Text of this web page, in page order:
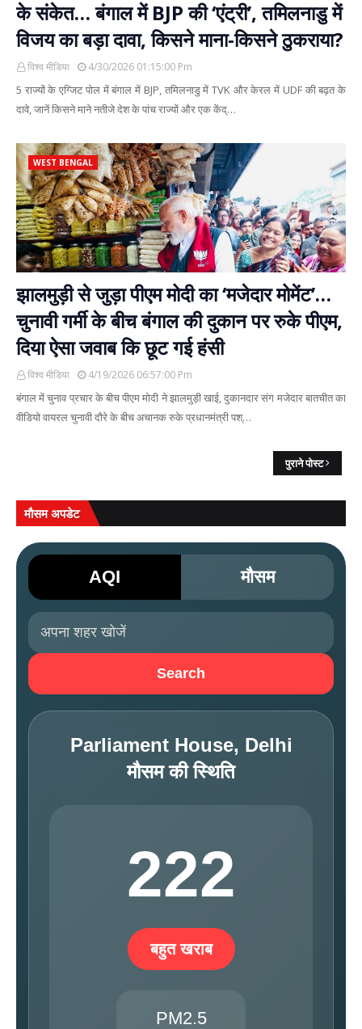
के संकेत… बंगाल में BJP की ‘एंट्री’, तमिलनाडु में
विजय का बड़ा दावा, किसने माना-किसने ठुकराया?
विश्व मीडिया 4/30/2026 01:15:00 Pm
5 राज्यों के एग्जिट पोल में बंगाल में BJP, तमिलनाडु में TVK और केरल में UDF की बढ़त के
दावे, जानें किसने माने नतीजे देश के पांच राज्यों और एक केंद्…
WEST BENGAL
झालमुड़ी से जुड़ा पीएम मोदी का ‘मजेदार मोमेंट’…
चुनावी गर्मी के बीच बंगाल की दुकान पर रुके पीएम,
दिया ऐसा जवाब कि छूट गई हंसी
विश्व मीडिया 4/19/2026 06:57:00 Pm
बंगाल में चुनाव प्रचार के बीच पीएम मोदी ने झालमुड़ी खाई, दुकानदार संग मजेदार बातचीत का
वीडियो वायरल चुनावी दौरे के बीच अचानक रुके प्रधानमंत्री पश्…
पुराने पोस्ट
मौसम अपडेट
AQI मौसम
Search
Parliament House, Delhi
मौसम की स्थिति
222
बहुत खराब
PM2.5